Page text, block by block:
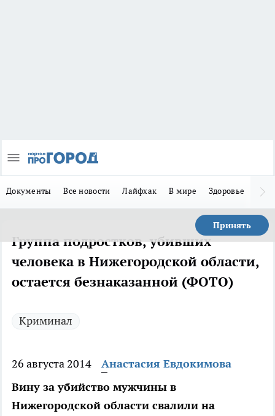
Документы Все новости Лайфхак В мире Здоровье
Принять
Группа подростков, убивших
человека в Нижегородской области,
остается безнаказанной (ФОТО)
Криминал
26 августа 2014
Анастасия Евдокимова
Вину за убийство мужчины в
Нижегородской области свалили на